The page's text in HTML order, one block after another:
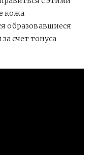
кожа
образовавшиеся
счет тонуса